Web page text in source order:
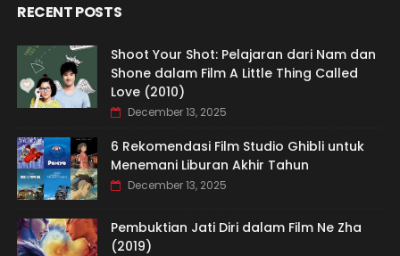
RECENT POSTS
Shoot Your Shot: Pelajaran dari Nam dan
Shone dalam Film A Little Thing Called
Love (2010)
December 13, 2025
6 Rekomendasi Film Studio Ghibli untuk
Menemani Liburan Akhir Tahun
December 13, 2025
Pembuktian Jati Diri dalam Film Ne Zha
(2019)